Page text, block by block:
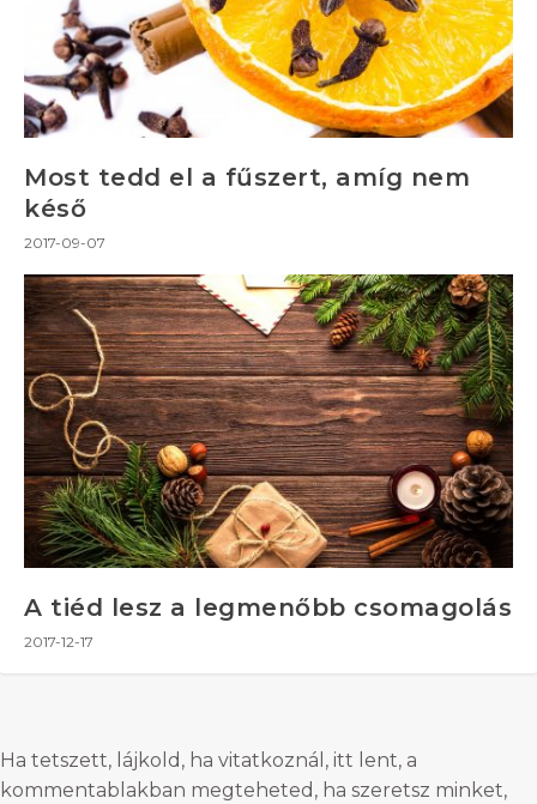
Most tedd el a fűszert, amíg nem
késő
2017-09-07
A tiéd lesz a legmenőbb csomagolás
2017-12-17
Ha tetszett, lájkold, ha vitatkoznál, itt lent, a
kommentablakban megteheted, ha szeretsz minket,